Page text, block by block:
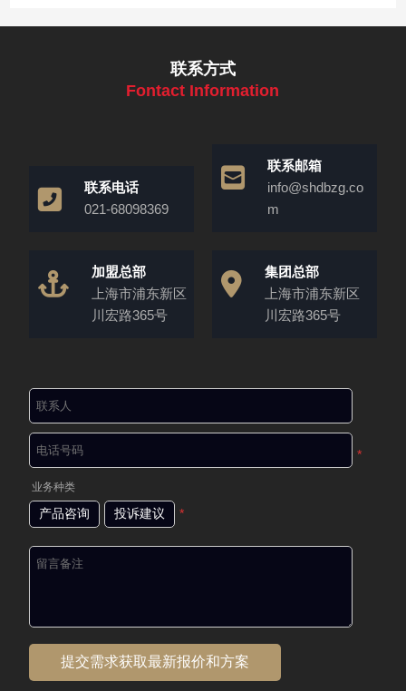
联系方式
Fontact Information
联系电话
021-68098369
联系邮箱
info@shdbzg.co
m
加盟总部
上海市浦东新区
川宏路365号
集团总部
上海市浦东新区
川宏路365号
*
业务种类
产品咨询 投诉建议 *